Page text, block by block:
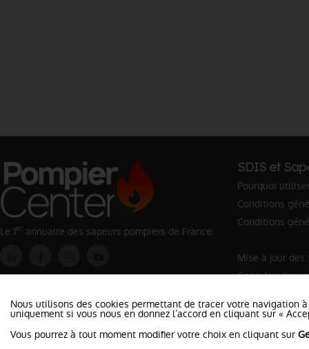
Le 1er annuaire des sapeurs pompiers de France.
SDIS et
Pourquoi
Conditions
Conditions
Mise à jour des
Consulter
Nous utilisons des cookies permettant de tracer votre navigation
uniquement si vous nous en donnez l’accord en cliquant sur «
Vous pourrez à tout moment modifier votre choix en cliquant sur